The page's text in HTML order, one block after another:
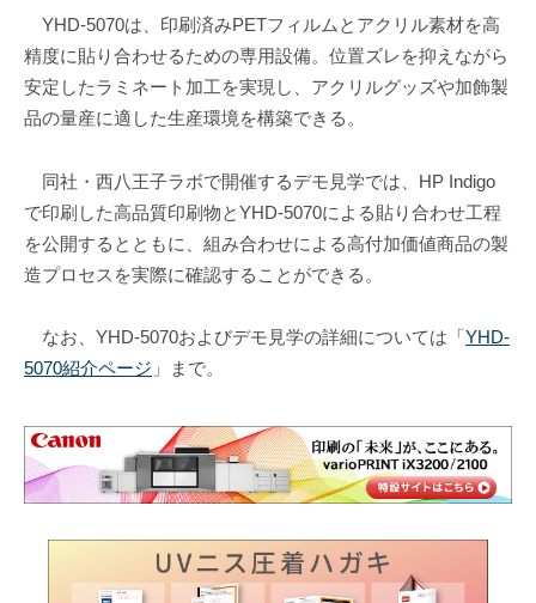
YHD-5070は、印刷済みPETフィルムとアクリル素材を高
精度に貼り合わせるための専用設備。位置ズレを抑えながら
安定したラミネート加工を実現し、アクリルグッズや加飾製
品の量産に適した生産環境を構築できる。
同社・西八王子ラボで開催するデモ見学では、HP Indigo
で印刷した高品質印刷物とYHD-5070による貼り合わせ工程
を公開するとともに、組み合わせによる高付加価値商品の製
造プロセスを実際に確認することができる。
なお、YHD-5070およびデモ見学の詳細については「YHD-
5070紹介ページ 」まで。